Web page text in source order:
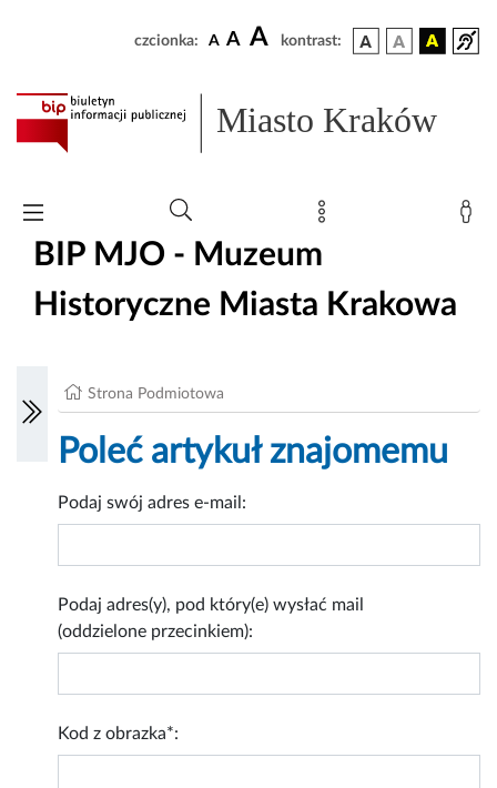
czcionka: A A A kontrast:
Miasto Kraków
BIP MJO - Muzeum
Historyczne Miasta Krakowa
Strona Podmiotowa
Poleć artykuł znajomemu
Podaj swój adres e-mail:
Podaj adres(y), pod który(e) wysłać mail
(oddzielone przecinkiem):
Kod z obrazka*: